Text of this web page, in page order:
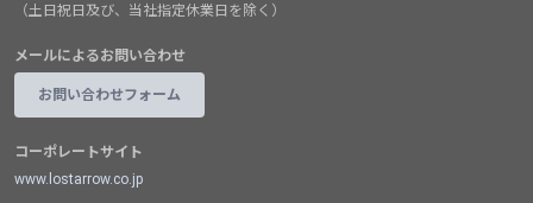
（土日祝日及び、当社指定休業日を除く）
メールによるお問い合わせ
お問い合わせフォーム
コーポレートサイト
www.lostarrow.co.jp